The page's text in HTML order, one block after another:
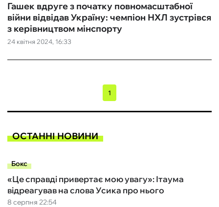
24 квітня 2024, 16:33
Гашек вдруге з початку повномасштабної
війни відвідав Україну: чемпіон НХЛ зустрівся
з керівництвом мінспорту
1
ОСТАННІ НОВИНИ
Бокс
8 серпня 22:54
«Це справді привертає мою увагу»: Ітаума
відреагував на слова Усика про нього